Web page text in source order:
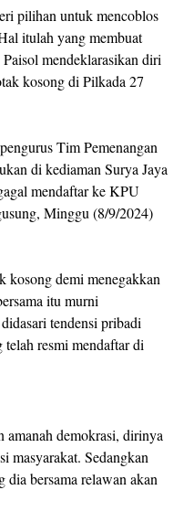
pilihan untuk mencoblos
itulah yang membuat
mendeklarasikan diri
kosong di Pilkada 27
Tim Pemenangan
di kediaman Surya Jaya
mendaftar ke KPU
Minggu (8/9/2024)
kosong demi menegakkan
itu murni
tendensi pribadi
telah resmi mendaftar di
amanah demokrasi, dirinya
masyarakat. Sedangkan
bersama relawan akan